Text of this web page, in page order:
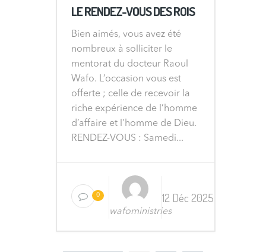
LE RENDEZ-VOUS DES ROIS
Bien aimés, vous avez été
nombreux à solliciter le
mentorat du docteur Raoul
Wafo. L’occasion vous est
offerte ; celle de recevoir la
riche expérience de l’homme
d’affaire et l’homme de Dieu.
RENDEZ-VOUS : Samedi...
0
wafoministries
12 Déc 2025